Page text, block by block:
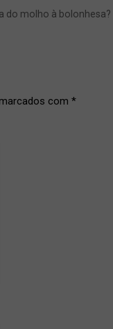
do molho à
com *